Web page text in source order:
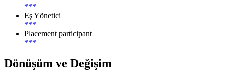
***
Eş Yönetici
***
Placement participant
***
Dönüşüm ve Değişim